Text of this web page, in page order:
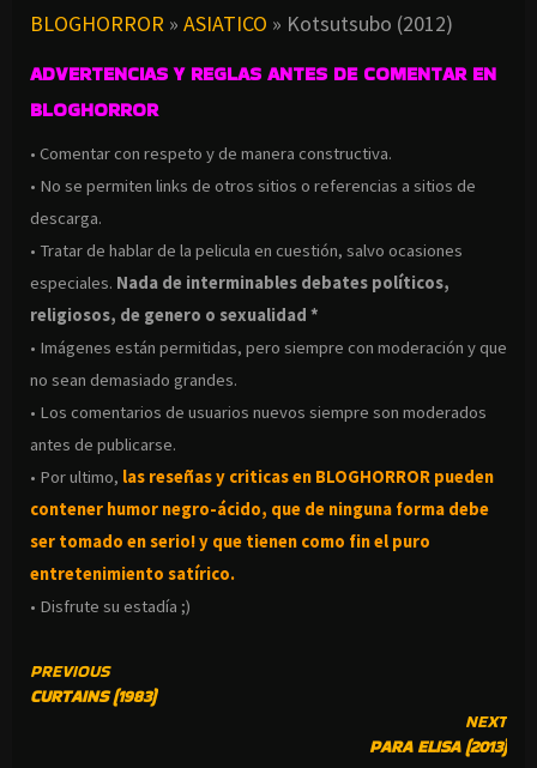
BLOGHORROR » ASIATICO » Kotsutsubo (2012)
ADVERTENCIAS Y REGLAS ANTES DE COMENTAR EN
BLOGHORROR
• Comentar con respeto y de manera constructiva.
• No se permiten links de otros sitios o referencias a sitios de
descarga.
• Tratar de hablar de la pelicula en cuestión, salvo ocasiones
especiales. Nada de interminables debates políticos,
religiosos, de genero o sexualidad *
• Imágenes están permitidas, pero siempre con moderación y que
no sean demasiado grandes.
• Los comentarios de usuarios nuevos siempre son moderados
antes de publicarse.
• Por ultimo, las reseñas y criticas en BLOGHORROR pueden
contener humor negro-ácido, que de ninguna forma debe
ser tomado en serio! y que tienen como fin el puro
entretenimiento satírico.
• Disfrute su estadía ;)
CONTINUE
READING
PREVIOUS
CURTAINS (1983)
NEXT
PARA ELISA (2013)